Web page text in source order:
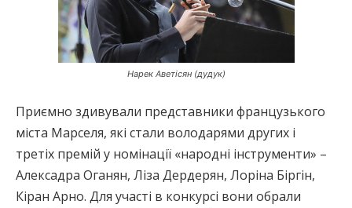
Нарек Аветісян (дудук)
Приємно здивували представники французького
міста Марселя, які стали володарями других і
третіх премій у номінації «народні інструменти» –
Алексадра Оганян, Ліза Дердерян, Лоріна Біргін,
Кіран Арно. Для участі в конкурсі вони обрали